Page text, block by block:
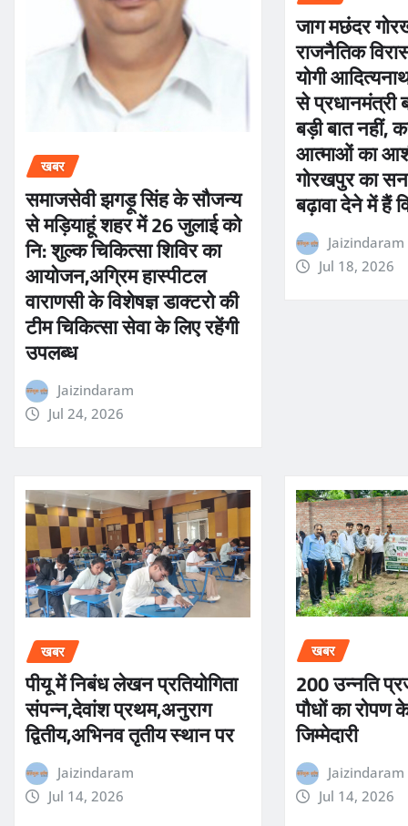
खबर
समाजसेवी झगड़ू सिंह के सौजन्य
से मड़ियाहूं शहर में 26 जुलाई को
नि: शुल्क चिकित्सा शिविर का
आयोजन,अग्रिम हास्पीटल
वाराणसी के विशेषज्ञ डाक्टरो की
टीम चिकित्सा सेवा के लिए रहेंगी
उपलब्ध
Jaizindaram
Jul 24, 2026
जाग मछंदर
राजनैतिक
योगी
से प्रधानमंत्री
बड़ी बात नहीं,
आत्माओं का
गोरखपुर का
बढ़ावा देने में हैं
Jaizindaram
Jul 18, 2026
खबर
पीयू में निबंध लेखन प्रतियोगिता
संपन्न,देवांश प्रथम,अनुराग
द्वितीय,अभिनव तृतीय स्थान पर
Jaizindaram
Jul 14, 2026
खबर
200 उन्नति
पौधों का
जिम्मेदारी
Jaizindaram
Jul 14, 2026